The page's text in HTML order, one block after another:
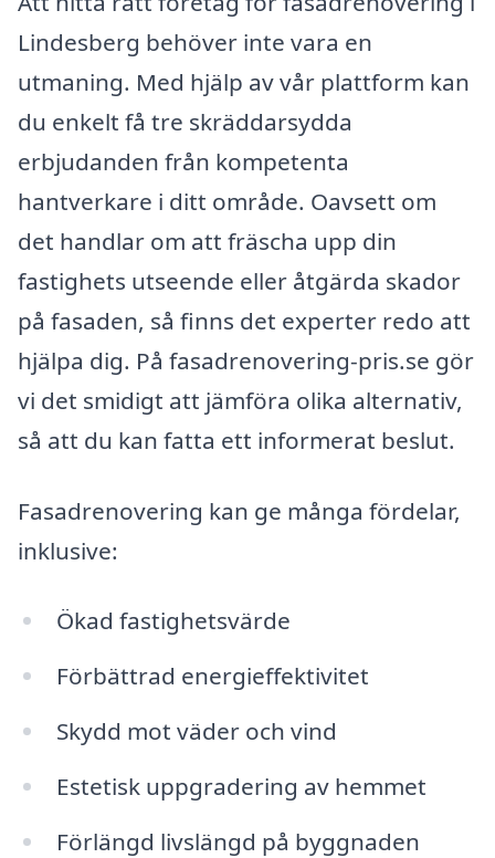
Lindesberg behöver inte vara en
utmaning. Med hjälp av vår plattform kan
du enkelt få tre skräddarsydda
erbjudanden från kompetenta
hantverkare i ditt område. Oavsett om
det handlar om att fräscha upp din
fastighets utseende eller åtgärda skador
på fasaden, så finns det experter redo att
hjälpa dig. På fasadrenovering-pris.se gör
vi det smidigt att jämföra olika alternativ,
så att du kan fatta ett informerat beslut.
Fasadrenovering kan ge många fördelar,
inklusive:
Ökad fastighetsvärde
Förbättrad energieffektivitet
Skydd mot väder och vind
Estetisk uppgradering av hemmet
Förlängd livslängd på byggnaden